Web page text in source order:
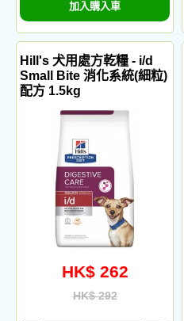
加入購入車
Hill's 犬用處方乾糧 - i/d
Small Bite 消化系統(細粒)
配方 1.5kg
HK$ 262
HK$ 292